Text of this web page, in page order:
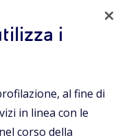
e le
e naviga tra contenuti
sui grandi temi
Eni.
i
al fine di
in linea con le
corso della